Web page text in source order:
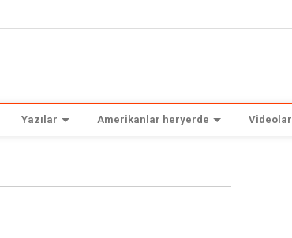
Yazılar Amerikanlar heryerde Videolar